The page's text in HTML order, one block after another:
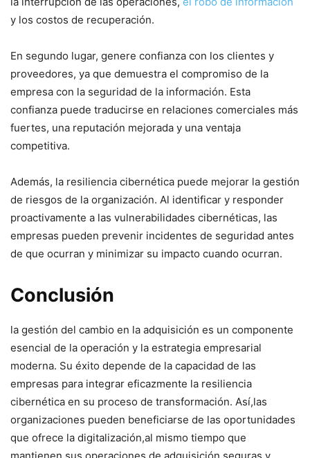
y los costos ⁤de ​recuperación.
En⁤ segundo lugar, genere confianza con los ⁢clientes‍ y
proveedores, ya que demuestra el compromiso de la
⁣empresa con la seguridad de la información. Esta
⁤confianza puede traducirse en relaciones comerciales más⁤
fuertes, una reputación mejorada y⁢ una ventaja
competitiva.
Además, la resiliencia cibernética puede mejorar la gestión
​de riesgos de ⁤la organización. Al identificar y responder
proactivamente ‍a las ‌vulnerabilidades cibernéticas, las
‍empresas pueden prevenir incidentes de seguridad antes
de que ocurran y minimizar ⁢su impacto cuando ocurran.
Conclusión
la ​gestión del cambio en la‍ adquisición es​ un ‌componente
esencial ⁤de la operación‍ y la estrategia empresarial
moderna. Su éxito depende de la capacidad de las
empresas para integrar eficazmente la resiliencia
cibernética en su proceso de transformación. Así,las
organizaciones pueden beneficiarse de ⁣las oportunidades
que⁣ ofrece la ‌digitalización,al mismo tiempo que ​